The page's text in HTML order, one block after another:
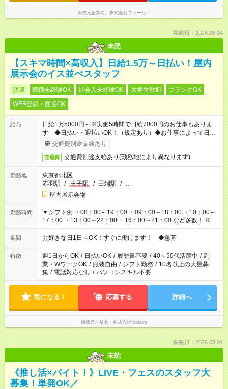
掲載元企業名 株式会社フィールド
掲載日：2026.08.04
未読
【スキマ時間×高収入】日給1.5万～日払い！屋内
展示会のイス並べスタッフ
派遣 職種未経験OK 社会人未経験OK 大学生歓迎
ブランクOK
WEB登録・面接OK
給与
日給1万5000円～※実働5時間で日給7000円のお仕事もありま
す ◆日払い・週払いOK！（規定あり）◆お仕事によって日給も
異なります
交通費別途支給あり
交通費 交通費別途支給あり(勤務地により異なります)
勤務地
東京都北区
赤羽駅 / 王子駅 / 田端駅 / …
屋内展示会場
勤務時間
▼シフト例 ・08：00～19：00 ・09：00～18：00 ・10：00～
17：00 ・13：00～22：00 ・16：00～21：00 など多数！ ※お
仕事により勤務時間が異なります
期間 お好きな日1日～OK！すぐに働けます！ ◆急募
特徴 週1日からOK / 日払いOK / 履歴書不要 / 40～50代活躍中 / 副
業・WワークOK / 服装自由 / シフト勤務 / 10名以上の大量募
集 / 電話対応なし / パソコンスキル不要
気になる！ 応募する 詳細へ
掲載元企業名 株式会社fosbury
掲載日：2026.08.04
未読
《推し活×バイト！》LIVE・フェスのスタッフ大
募集！単発OK／